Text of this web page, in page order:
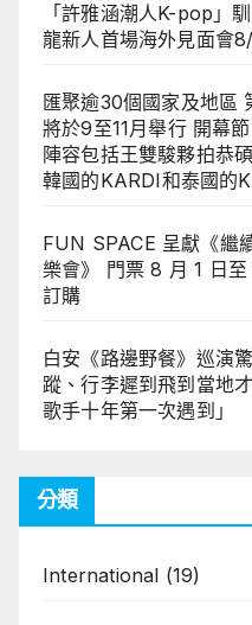
「許雅涵潮人K-pop」
龍新人首場海外見面會
匯聚逾30個國家及地區
將於9至11月舉行 開幕
陣容包括王雙駿夥拍恭
韓國的KARDI和泰國的
FUN SPACE 呈獻《繼
樂會》 門票 8 月 1 日
訂購
白安《路邊野餐》巡演
蹤、行李遲到飛到當地
歌手十年第一次遇到」
分類
International (19)